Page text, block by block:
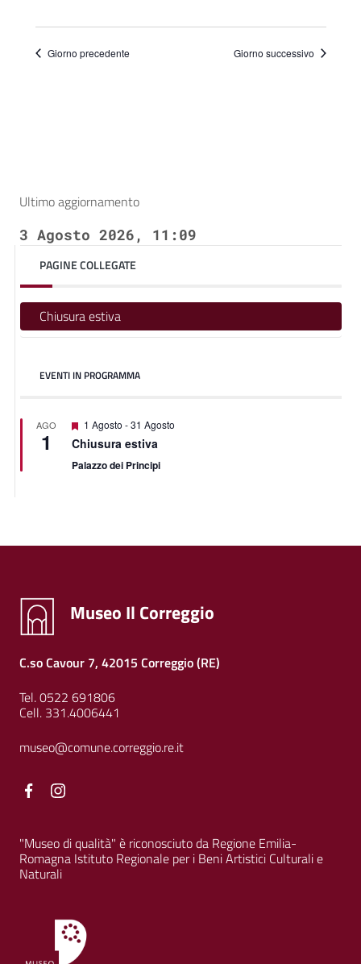
Giorno precedente Giorno successivo
Ultimo aggiornamento
3 Agosto 2026, 11:09
PAGINE COLLEGATE
Chiusura estiva
EVENTI IN PROGRAMMA
AGO
1
Segnalati
1 Agosto -31 Agosto
Chiusura estiva
Palazzo dei Principi
Museo Il Correggio
C.so Cavour 7, 42015 Correggio (RE)
Tel. 0522 691806
Cell. 331.4006441
museo@comune.correggio.re.it
Facebook
"Museo di qualità" è riconosciuto da Regione Emilia-
Romagna Istituto Regionale per i Beni Artistici Culturali e
Naturali